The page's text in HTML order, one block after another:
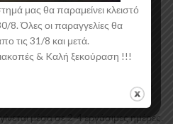
και αποστέλλονται με
τους για μεγαλύτερη ασφάλεια
μέσα σε 2-4 εργάσιμες ημέρες.
μας θα παραμείνει κλειστό
8. Όλες οι παραγγελίες θα
τις 31/8 και μετά.
& Kαλή ξεκούραση !!!